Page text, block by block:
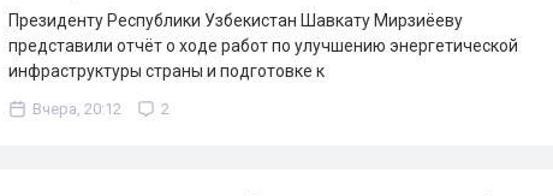
Президенту Республики Узбекистан Шавкату Мирзиёеву
представили отчёт о ходе работ по улучшению энергетической
инфраструктуры страны и подготовке к
Вчера, 20:12 2